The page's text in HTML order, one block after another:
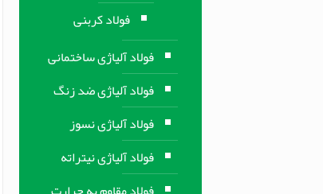
فولاد کربنی
فولاد آلیاژی ساختمانی
فولاد آلیاژی ضد زنگ
فولاد آلیاژی نسوز
فولاد آلیاژی نیتراته